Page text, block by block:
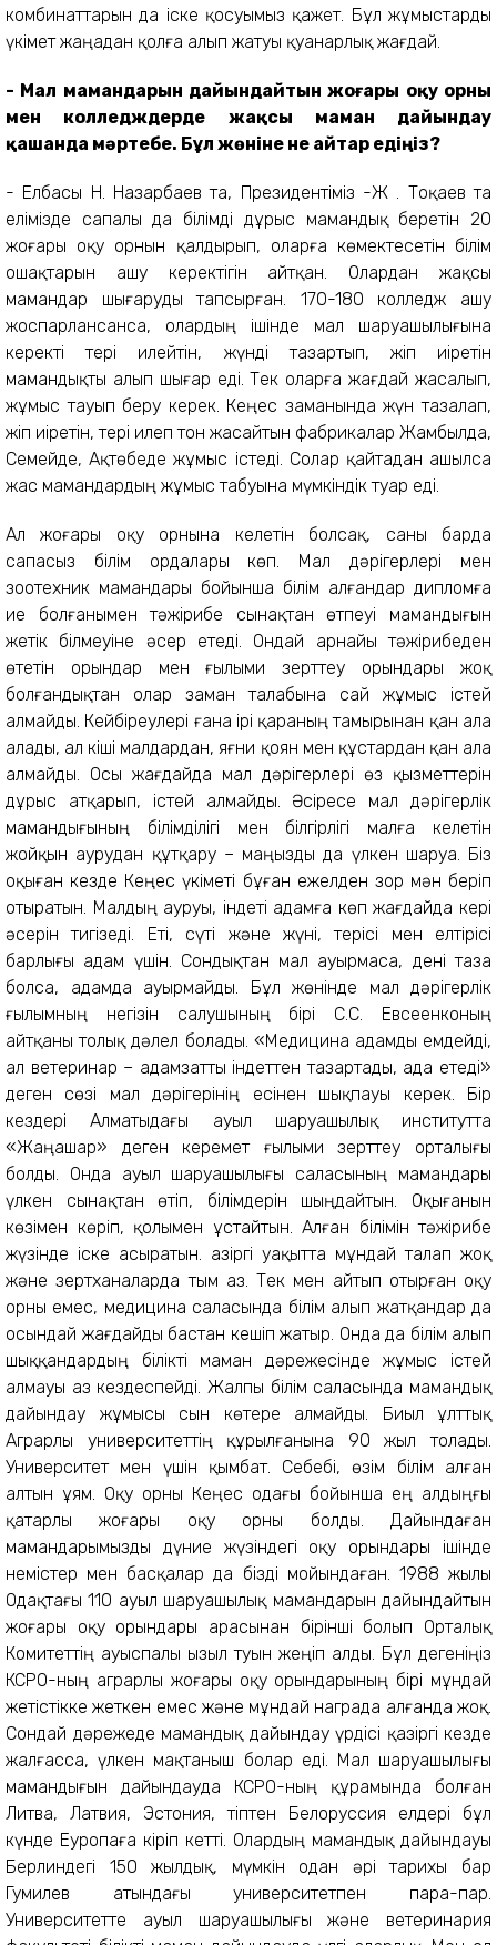
комбинаттарын да іске қосуымыз қажет. Бұл жұмыстарды
үкімет жаңадан қолға алып жатуы қуанарлық жағдай.
- Мал мамандарын дайындайтын жоғары оқу орны
мен колледждерде жақсы маман дайындау
қашанда мәртебе. Бұл жөніне не айтар едіңіз?
- Елбасы Н. Назарбаев та, Президентіміз Қ-Ж . Тоқаев та
елімізде сапалы да білімді дұрыс мамандық беретін 20
жоғары оқу орнын қалдырып, оларға көмектесетін білім
ошақтарын ашу керектігін айтқан. Олардан жақсы
мамандар шығаруды тапсырған. 170-180 колледж ашу
жоспарлансанса, олардың ішінде мал шаруашылығына
керекті тері илейтін, жүнді тазартып, жіп иіретін
мамандықты алып шығар еді. Тек оларға жағдай жасалып,
жұмыс тауып беру керек. Кеңес заманында жүн тазалап,
жіп иіретін, тері илеп тон жасайтын фабрикалар Жамбылда,
Семейде, Ақтөбеде жұмыс істеді. Солар қайтадан ашылса
жас мамандардың жұмыс табуына мүмкіндік туар еді.
Ал жоғары оқу орнына келетін болсақ, саны барда
сапасыз білім ордалары көп. Мал дәрігерлері мен
зоотехник мамандары бойынша білім алғандар дипломға
ие болғанымен тәжірибе сынақтан өтпеуі мамандығын
жетік білмеуіне әсер етеді. Ондай арнайы тәжірибеден
өтетін орындар мен ғылыми зерттеу орындары жоқ
болғандықтан олар заман талабына сай жұмыс істей
алмайды. Кейбіреулері ғана ірі қараның тамырынан қан ала
алады, ал кіші малдардан, яғни қоян мен құстардан қан ала
алмайды. Осы жағдайда мал дәрігерлері өз қызметтерін
дұрыс атқарып, істей алмайды. Әсіресе мал дәрігерлік
мамандығының білімділігі мен білгірлігі малға келетін
жойқын аурудан құтқару – маңызды да үлкен шаруа. Біз
оқыған кезде Кеңес үкіметі бұған ежелден зор мән беріп
отыратын. Малдың ауруы, індеті адамға көп жағдайда кері
әсерін тигізеді. Еті, сүті және жүні, терісі мен елтірісі
барлығы адам үшін. Сондықтан мал ауырмаса, дені таза
болса, адамда ауырмайды. Бұл жөнінде мал дәрігерлік
ғылымның негізін салушының бірі С.С. Евсеенконың
айтқаны толық дәлел болады. «Медицина адамды емдейді,
ал ветеринар – адамзатты індеттен тазартады, ада етеді»
деген сөзі мал дәрігерінің есінен шықпауы керек. Бір
кездері Алматыдағы ауыл шаруашылық институтта
«Жаңашар» деген керемет ғылыми зерттеу орталығы
болды. Онда ауыл шаруашылығы саласының мамандары
үлкен сынақтан өтіп, білімдерін шыңдайтын. Оқығанын
көзімен көріп, қолымен ұстайтын. Алған білімін тәжірибе
жүзінде іске асыратын. Қазіргі уақытта мұндай талап жоқ
және зертханаларда тым аз. Тек мен айтып отырған оқу
орны емес, медицина саласында білім алып жатқандар да
осындай жағдайды бастан кешіп жатыр. Онда да білім алып
шыққандардың білікті маман дәрежесінде жұмыс істей
алмауы аз кездеспейді. Жалпы білім саласында мамандық
дайындау жұмысы сын көтере алмайды. Биыл ұлттық
Аграрлы университеттің құрылғанына 90 жыл толады.
Университет мен үшін қымбат. Себебі, өзім білім алған
алтын ұям. Оқу орны Кеңес одағы бойынша ең алдыңғы
қатарлы жоғары оқу орны болды. Дайындаған
мамандарымызды дүние жүзіндегі оқу орындары ішінде
немістер мен басқалар да бізді мойындаған. 1988 жылы
Одақтағы 110 ауыл шаруашылық мамандарын дайындайтын
жоғары оқу орындары арасынан бірінші болып Орталық
Комитеттің ауыспалы Қызыл туын жеңіп алды. Бұл дегеніңіз
КСРО-ның аграрлы жоғары оқу орындарының бірі мұндай
жетістікке жеткен емес және мұндай награда алғанда жоқ.
Сондай дәрежеде мамандық дайындау үрдісі қазіргі кезде
жалғасса, үлкен мақтаныш болар еді. Мал шаруашылығы
мамандығын дайындауда КСРО-ның құрамында болған
Литва, Латвия, Эстония, тіптен Белоруссия елдері бұл
күнде Еуропаға кіріп кетті. Олардың мамандық дайындауы
Берлиндегі 150 жылдық, мүмкін одан әрі тарихы бар
Гумилев атындағы университетпен пара-пар.
Университетте ауыл шаруашылығы және ветеринария